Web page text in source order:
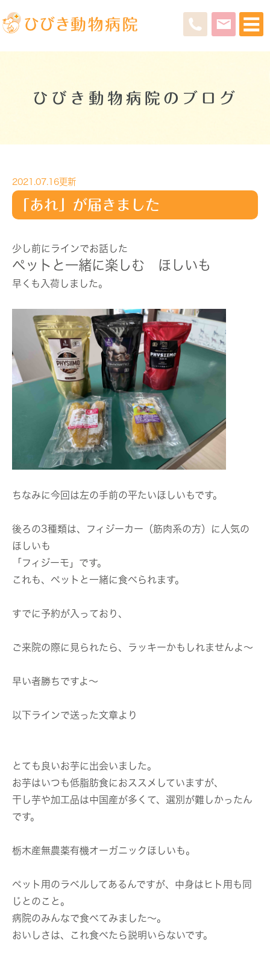
ひびき動物病院のブログ
2021.07.16更新
「あれ」が届きました
少し前にラインでお話した
ペットと一緒に楽しむ ほしいも
早くも入荷しました。
ちなみに今回は左の手前の平たいほしいもです。
後ろの3種類は、フィジーカー（筋肉系の方）に人気の
ほしいも
「フィジーモ」です。
これも、ペットと一緒に食べられます。
すでに予約が入っており、
ご来院の際に見られたら、ラッキーかもしれませんよ～
早い者勝ちですよ～
以下ラインで送った文章より
とても良いお芋に出会いました。
お芋はいつも低脂肪食におススメしていますが、
干し芋や加工品は中国産が多くて、選別が難しかったん
です。
栃木産無農薬有機オーガニックほしいも。
ペット用のラベルしてあるんですが、中身はヒト用も同
じとのこと。
病院のみんなで食べてみました～。
おいしさは、これ食べたら説明いらないです。